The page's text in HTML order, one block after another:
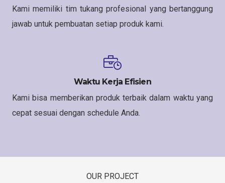
Kami memiliki tim tukang profesional yang bertanggung
jawab untuk pembuatan setiap produk kami.
Waktu Kerja Efisien
Kami bisa memberikan produk terbaik dalam waktu yang
cepat sesuai dengan schedule Anda.
OUR PROJECT